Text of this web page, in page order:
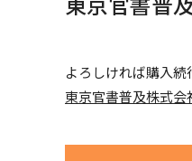
よろしければ購入続
東京官書普及株式